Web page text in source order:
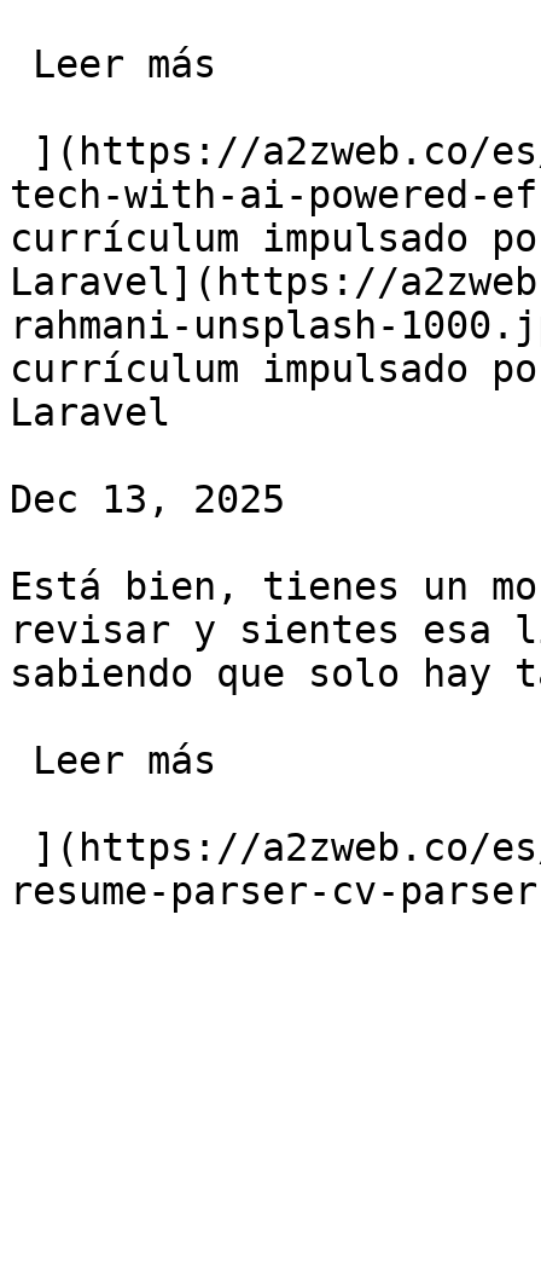
tech-with-ai-
currículum impulsado
Laravel](https://
rahmani-unsplash-
currículum impulsado
Laravel
Dec 13, 2025
Está bien, tienes un
revisar y sientes esa
sabiendo que solo